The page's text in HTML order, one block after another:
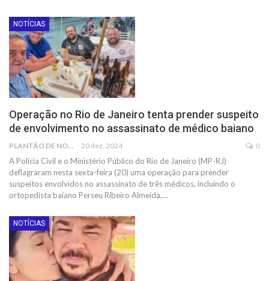
NOTÍCIAS
Operação no Rio de Janeiro tenta prender suspeito
de envolvimento no assassinato de médico baiano
PLANTÃO DE NOTÍCIAS 20 dez, 2024 0
A Polícia Civil e o Ministério Público do Rio de Janeiro (MP-RJ)
deflagraram nesta sexta-feira (20) uma operação para prender
suspeitos envolvidos no assassinato de três médicos, incluindo o
ortopedista baiano Perseu Ribeiro Almeida,…
NOTÍCIAS